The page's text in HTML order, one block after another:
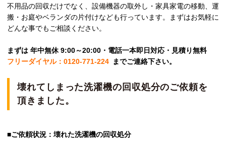
不用品の回収だけでなく、設備機器の取外し・家具家電の移動、運
搬・お庭やベランダの片付けなども行っています。まずはお気軽に
どんな事でもご相談ください。
まずは 年中無休 9:00～20:00・電話一本即日対応・見積り無料
フリーダイヤル：0120-771-224
までご連絡下さい。
壊れてしまった洗濯機の回収処分のご依頼を
頂きました。
■ご依頼状況：壊れた洗濯機の回収処分